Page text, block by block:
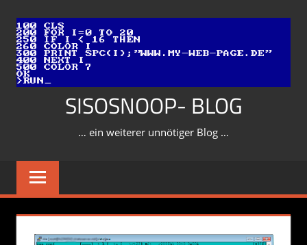
Inhalt
springen
SISOSNOOP- BLOG
… ein weiterer unnötiger Blog …